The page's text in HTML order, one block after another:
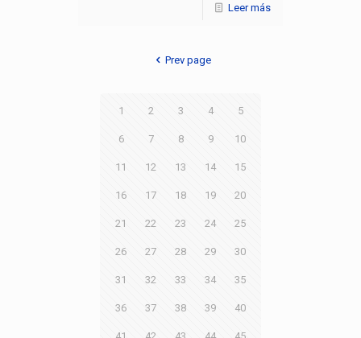
Leer más
Prev page
1 2 3 4 5
6 7 8 9 10
11 12 13 14 15
16 17 18 19 20
21 22 23 24 25
26 27 28 29 30
31 32 33 34 35
36 37 38 39 40